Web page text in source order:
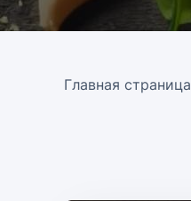
Главная страница